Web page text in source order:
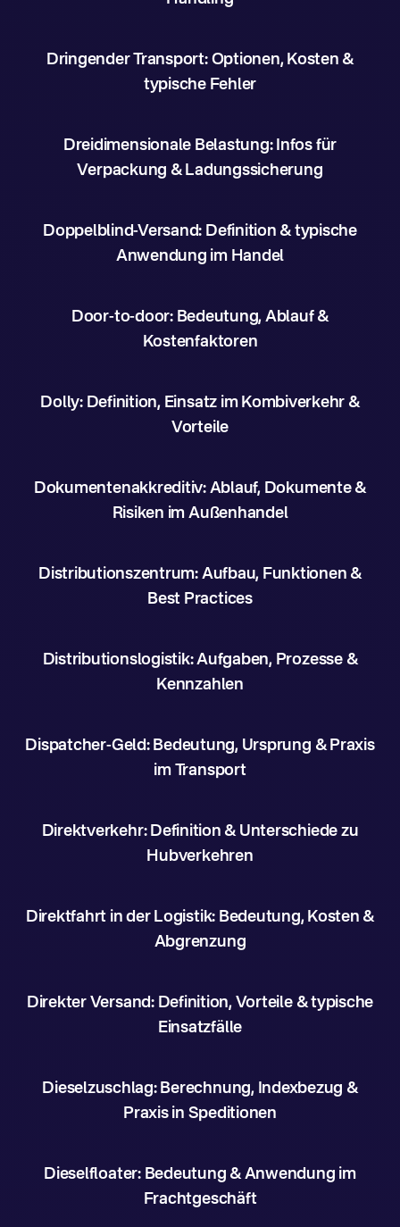
Dringender Transport: Optionen, Kosten &
typische Fehler
Dreidimensionale Belastung: Infos für
Verpackung & Ladungssicherung
Doppelblind-Versand: Definition & typische
Anwendung im Handel
Door-to-door: Bedeutung, Ablauf &
Kostenfaktoren
Dolly: Definition, Einsatz im Kombiverkehr &
Vorteile
Dokumentenakkreditiv: Ablauf, Dokumente &
Risiken im Außenhandel
Distributionszentrum: Aufbau, Funktionen &
Best Practices
Distributionslogistik: Aufgaben, Prozesse &
Kennzahlen
Dispatcher-Geld: Bedeutung, Ursprung & Praxis
im Transport
Direktverkehr: Definition & Unterschiede zu
Hubverkehren
Direktfahrt in der Logistik: Bedeutung, Kosten &
Abgrenzung
Direkter Versand: Definition, Vorteile & typische
Einsatzfälle
Dieselzuschlag: Berechnung, Indexbezug &
Praxis in Speditionen
Dieselfloater: Bedeutung & Anwendung im
Frachtgeschäft